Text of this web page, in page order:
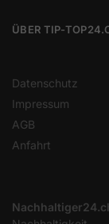
ÜBER TIP-
Datenschutz
Impressum
AGB
Anfahrt